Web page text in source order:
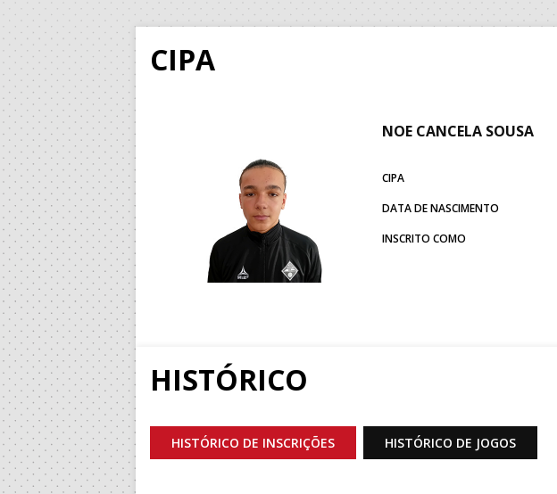
CIPA
NOE CANCELA SOUSA
CIPA
DATA DE NASCIMENTO
INSCRITO COMO
HISTÓRICO
HISTÓRICO DE INSCRIÇÕES HISTÓRICO DE JOGOS